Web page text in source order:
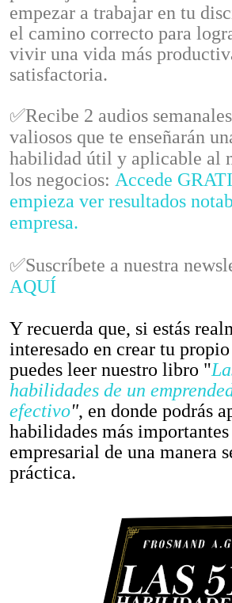
empezar a trabajar en tu
el camino correcto para
vivir una vida más
satisfactoria.
✅Recibe 2 audios
valiosos que te enseñarán
habilidad útil y aplicable al
los negocios: Accede
empieza ver resultados
empresa.
✅Suscríbete a nuestra
AQUÍ
Y recuerda que, si estás
interesado en crear tu
puedes leer nuestro libro "
habilidades de un
efectivo", en donde podrás
habilidades más
empresarial de una manera
práctica.